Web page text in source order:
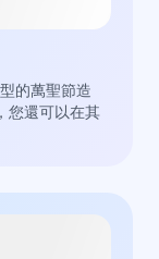
的萬聖節造
您還可以在其